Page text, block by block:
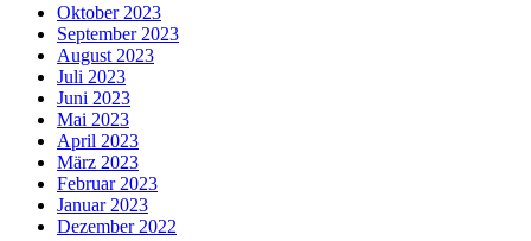
Oktober 2023
September 2023
August 2023
Juli 2023
Juni 2023
Mai 2023
April 2023
März 2023
Februar 2023
Januar 2023
Dezember 2022